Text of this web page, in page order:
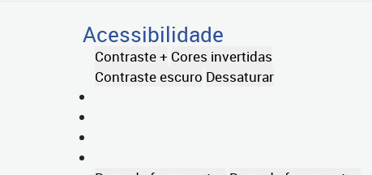
Acessibilidade
Contraste + Cores invertidas
Contraste escuro Dessaturar